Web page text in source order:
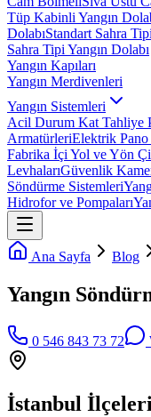
Tüp Kabinli Yangın
DolabıStandart Sahra
Sahra Tipi Yangın Dolabı
Yangın Kapıları
Yangın Merdivenleri
Yangın Sistemleri
Acil Durum Kat Tahliye
ArmatürleriElektrik
Fabrika İçi Yol ve Yön
LevhalarıGüvenlik
Söndürme Sistemleri
Hidrofor ve Pompaları
Ana Sayfa Blog
Yangın
0 546 843 73 72
İstanbul